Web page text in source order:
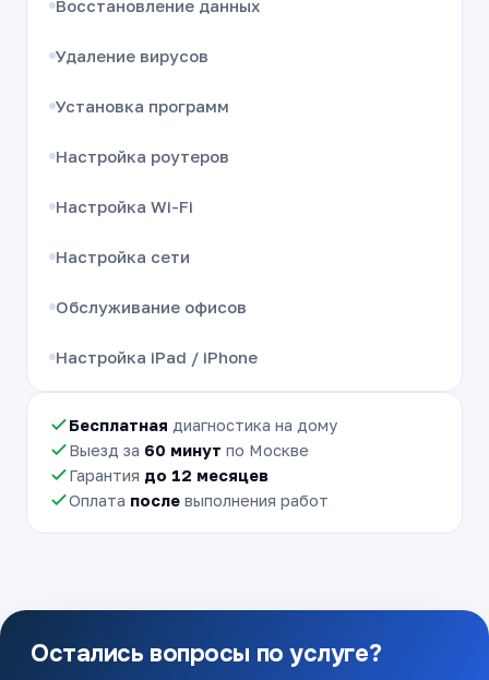
Восстановление данных
Удаление вирусов
Установка программ
Настройка роутеров
Настройка Wi-Fi
Настройка сети
Обслуживание офисов
Настройка iPad / iPhone
Бесплатная диагностика на дому
Выезд за 60 минут по Москве
Гарантия до 12 месяцев
Оплата после выполнения работ
Остались вопросы по услуге?